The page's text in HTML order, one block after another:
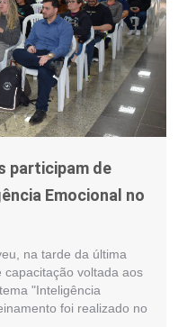
participam de
Emocional no
na tarde da última
voltada aos
"Inteligência
foi realizado no